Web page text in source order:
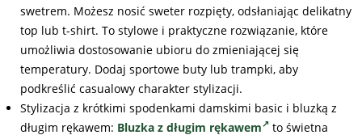
swetrem. Możesz nosić sweter rozpięty, odsłaniając delikatny
top lub t-shirt. To stylowe i praktyczne rozwiązanie, które
umożliwia dostosowanie ubioru do zmieniającej się
temperatury. Dodaj sportowe buty lub trampki, aby
podkreślić casualowy charakter stylizacji.
Stylizacja z krótkimi spodenkami damskimi basic i bluzką z
długim rękawem: Bluzka z długim rękawem
to świetna